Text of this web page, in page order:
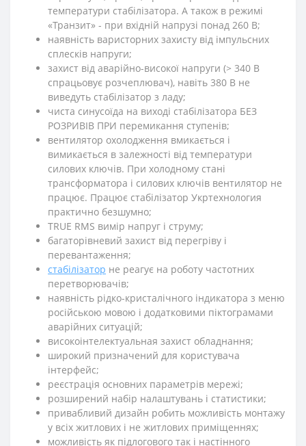
температури стабілізатора. А також в режимі
«Транзит» - при вхідній напрузі понад 260 В;
наявність варисторних захисту від імпульсних
сплесків напруги;
захист від аварійно-високої напруги (> 340 В
спрацьовує розчеплювач), навіть 380 В не
виведуть стабілізатор з ладу;
чиста синусоїда на виході стабілізатора БЕЗ
РОЗРИВІВ ПРИ перемикання ступенів;
вентилятор охолодження вмикається і
вимикається в залежності від температури
силових ключів. При холодному стані
трансформатора і силових ключів вентилятор не
працює. Працює стабілізатор Укртехнология
практично безшумно;
TRUE RMS вимір напруг і струму;
багаторівневий захист від перегріву і
перевантаження;
стабілізатор не реагує на роботу частотних
перетворювачів;
наявність рідко-кристалічного індикатора з меню
російською мовою і додатковими піктограмами
аварійних ситуацій;
високоінтелектуальная захист обладнання;
широкий призначений для користувача
інтерфейс;
реєстрація основних параметрів мережі;
розширений набір налаштувань і статистики;
привабливий дизайн робить можливість монтажу
у всіх житлових і не житлових приміщеннях;
можливість як підлогового так і настінного